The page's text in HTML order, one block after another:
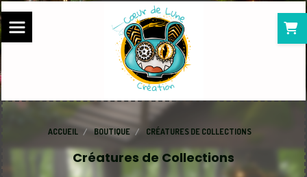
ACCUEIL BOUTIQUE CRÉATURES DE COLLECTIONS
Créatures de Collections
Panneau de gestion des cookies